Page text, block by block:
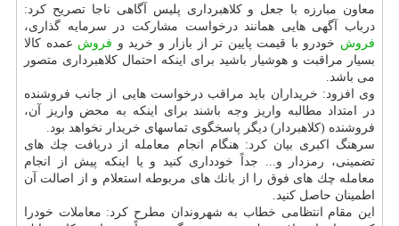
معاون مبارزه با جعل و كلاهبرداری پلیس آگاهی ناجا تصریح كرد:
درباب آگهی هایی همانند درخواست مشاركت در سرمایه گذاری،
فروش خودرو با قیمت پایین تر از بازار و خرید و فروش عمده كالا
بسیار مراقبت و هوشیار باشید برای اینكه احتمال كلاهبرداری متصور
می باشد.
وی افزود: خریداران باید مراقب درخواست هایی از جانب فروشنده
در امتداد مطالبه واریز وجه باشند برای اینكه به محض واریز آن،
فروشنده (كلاهبردار) دیگر پاسخگوی تماسهای خریدار نخواهد بود.
سرهنگ اكبری بیان كرد: هنگام انجام معامله از دریافت چك های
تضمینی، رمزدار و... جداً خودداری كنید و یا اینكه پیش از انجام
معامله چك های فوق را از بانك های مربوطه استعلام و از اصالت آن
اطمینان حاصل كنید.
این مقام انتظامی خطاب به شهروندان مطرح كرد: معاملات خودرا